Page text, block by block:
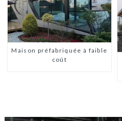
Maison préfabriquée à faible
coût